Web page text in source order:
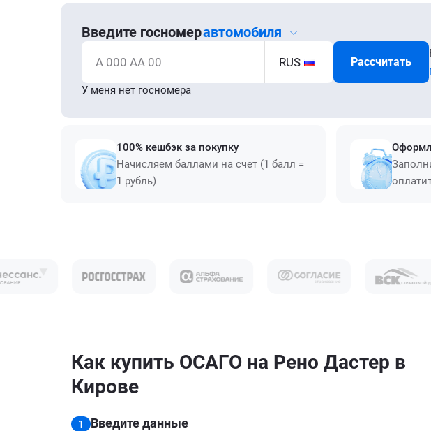
Введите госномеравтомобиля
А 000 АА 00 RUS Рассчитать
У меня нет госномера
100% кешбэк за покупку
Начисляем баллами на счет (1 балл =
1 рубль)
Как купить ОСАГО на Рено Дастер в
Кирове
1 Введите данные